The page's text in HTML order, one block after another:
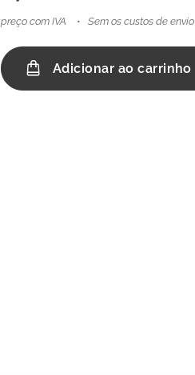
preço com IVA Sem os custos de envio
Adicionar ao carrinho